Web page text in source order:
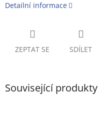
Detailní informace
ZEPTAT SE SDÍLET
Související produkty